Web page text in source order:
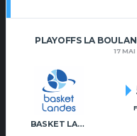
PLAYOFFS LA
17
BASKET LANDES